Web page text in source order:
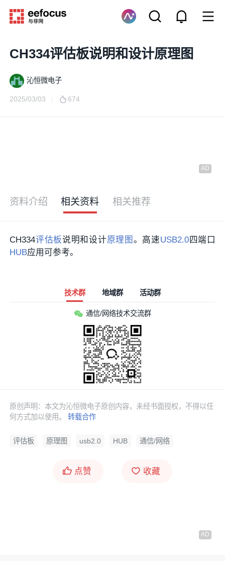
CH334评估板说明和设计原理图
沁恒微电子
2025/03/03 674
资料介绍 相关资料 相关推荐
CH334评估板说明和设计原理图 。高速USB2.0四端口
HUB应用可参考。
技术群 地域群 活动群
通信/网络技术交流群
原创声明：本文为沁恒微电子原创内容，未经书面授权，不得以任
何方式加以使用。转载合作
评估板 原理图 usb2.0 HUB 通信/网络
点赞 收藏